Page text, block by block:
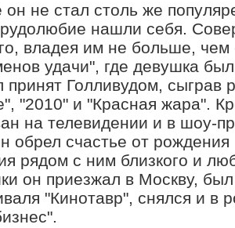
не стал столь же
нашли себя.
владея им не больше, чем
удачи", где девушка
принят Голливудом, сыграв
"2010" и "Красная жара".
на телевидении и в шоу-
обрел счастье от рождения
рядом с ним близкого и
он приезжал в Москву,
"Кинотавр", снялся и в